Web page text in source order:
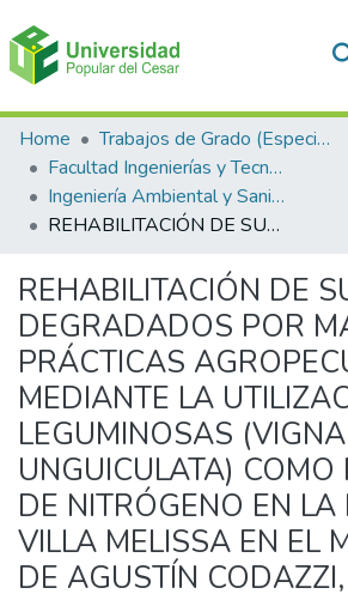
Communities & Collections
All of DSpace
Statistics
Home Trabajos de Grado (Especializaciones y Pregrados)
Facultad Ingenierías y Tecnologías
Ingeniería Ambiental y Sanitaria.
REHABILITACIÓN DE SUELOS DEGRADADOS POR MALAS PRÁCTICAS AGROPECUARIAS MEDIANTE LA UTILIZACIÓN DE LEGUMINOSAS (VIGNA UNGUICULATA) COMO FIJADORAS DE NITRÓGENO EN LA FINCA VILLA MELISSA EN EL MUNICIPIO DE AGUSTÍN CODAZZI, CESAR
REHABILITACIÓN DE
DEGRADADOS POR
PRÁCTICAS
MEDIANTE LA
LEGUMINOSAS (VIGNA
UNGUICULATA) COMO
DE NITRÓGENO EN LA
VILLA MELISSA EN EL
DE AGUSTÍN